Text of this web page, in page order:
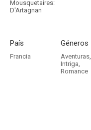
Mousquetaires:
D'Artagnan
País
Francia
Géneros
Aventuras,
Intriga,
Romance